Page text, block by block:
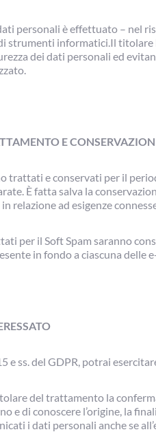
personali è effettuato – nel
strumenti informatici.Il
dei dati personali ed
E
trattati e conservati per il
È fatta salva la
relazione ad esigenze
per il Soft Spam saranno
in fondo a ciascuna delle
e ss. del GDPR, potrai
del trattamento la
e di conoscere l’origine, la
i dati personali anche se